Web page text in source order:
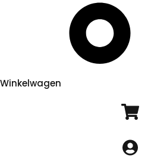
Winkelwagen